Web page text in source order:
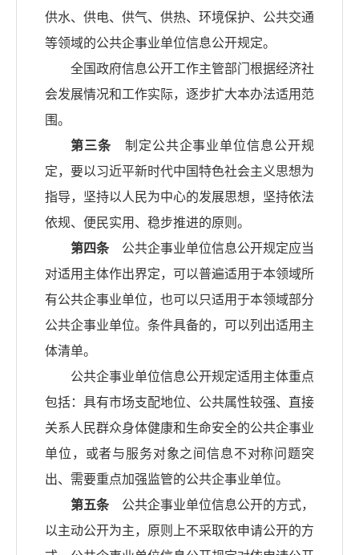
供水、供电、供气、供热、环境保护、公共交通
等领域的公共企事业单位信息公开规定。
全国政府信息公开工作主管部门根据经济社
会发展情况和工作实际，逐步扩大本办法适用范
围。
第三条制定公共企事业单位信息公开规
定，要以习近平新时代中国特色社会主义思想为
指导，坚持以人民为中心的发展思想，坚持依法
依规、便民实用、稳步推进的原则。
第四条公共企事业单位信息公开规定应当
对适用主体作出界定，可以普遍适用于本领域所
有公共企事业单位，也可以只适用于本领域部分
公共企事业单位。条件具备的，可以列出适用主
体清单。
公共企事业单位信息公开规定适用主体重点
包括：具有市场支配地位、公共属性较强、直接
关系人民群众身体健康和生命安全的公共企事业
单位，或者与服务对象之间信息不对称问题突
出、需要重点加强监管的公共企事业单位。
第五条公共企事业单位信息公开的方式，
以主动公开为主，原则上不采取依申请公开的方